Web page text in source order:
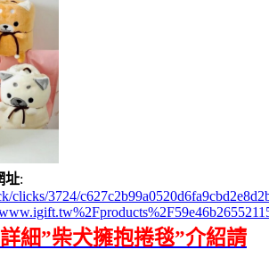
址:
clicks/3724/
”柴犬擁抱捲毯”介紹請